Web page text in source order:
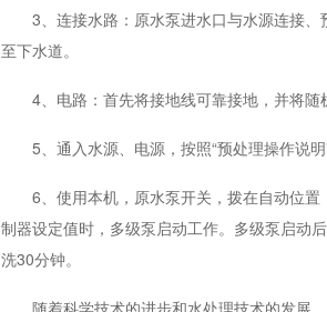
3、连接水路：原水泵进水口与水源连接、
至下水道。
4、电路：首先将接地线可靠接地，并将随
5、通入水源、电源，按照“预处理操作说明
6、使用本机，原水泵开关，拨在自动位置
制器设定值时，多级泵启动工作。多级泵启动
洗30分钟。
随着科学技术的进步和水处理技术的发展，